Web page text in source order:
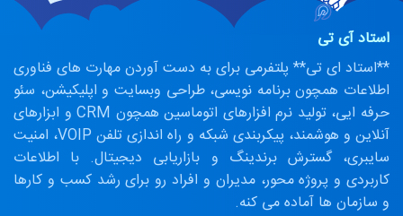
استاد آی تی
**استاد ای تی** پلتفرمی برای به دست آوردن مهارت های فناوری
اطلاعات همچون برنامه نویسی، طراحی وبسایت و اپلیکیشن، سئو
حرفه ایی، تولید نرم افزارهای اتوماسین همچون CRM و ابزارهای
آنلاین و هوشمند، پیکربندی شبکه و راه اندازی تلفن VOIP، امنیت
سایبری، گسترش برندینگ و بازاریابی دیجیتال. با اطلاعات
کاربردی و پروژه محور، مدیران و افراد رو برای رشد کسب و کارها
و سازمان ها آماده می کنه.